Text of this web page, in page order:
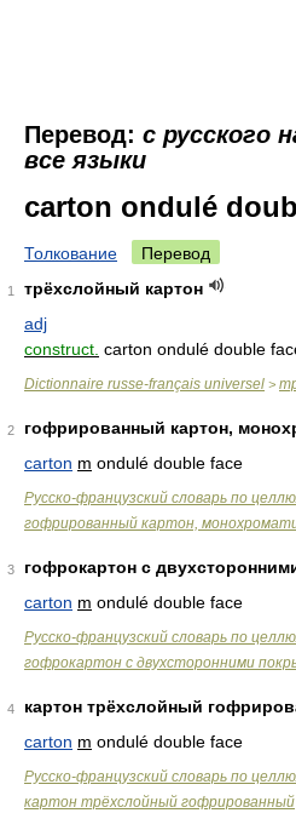
Перевод: с русского
все языки
carton ondulé
Толкование Перевод
1
трёхслойный картон
adj
construct. carton ondulé double
Dictionnaire russe-français universel >
2
гофрированный картон,
carton m ondulé double face
Русско-французский словарь по
гофрированный картон,
3
гофрокартон с
carton m ondulé double face
Русско-французский словарь по
гофрокартон с двухсторонними
4
картон трёхслойный
carton m ondulé double face
Русско-французский словарь по
картон трёхслойный гофрированный